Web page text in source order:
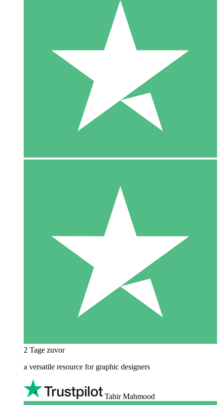
2 Tage zuvor
a versatile resource for graphic designers
Tahir Mahmood